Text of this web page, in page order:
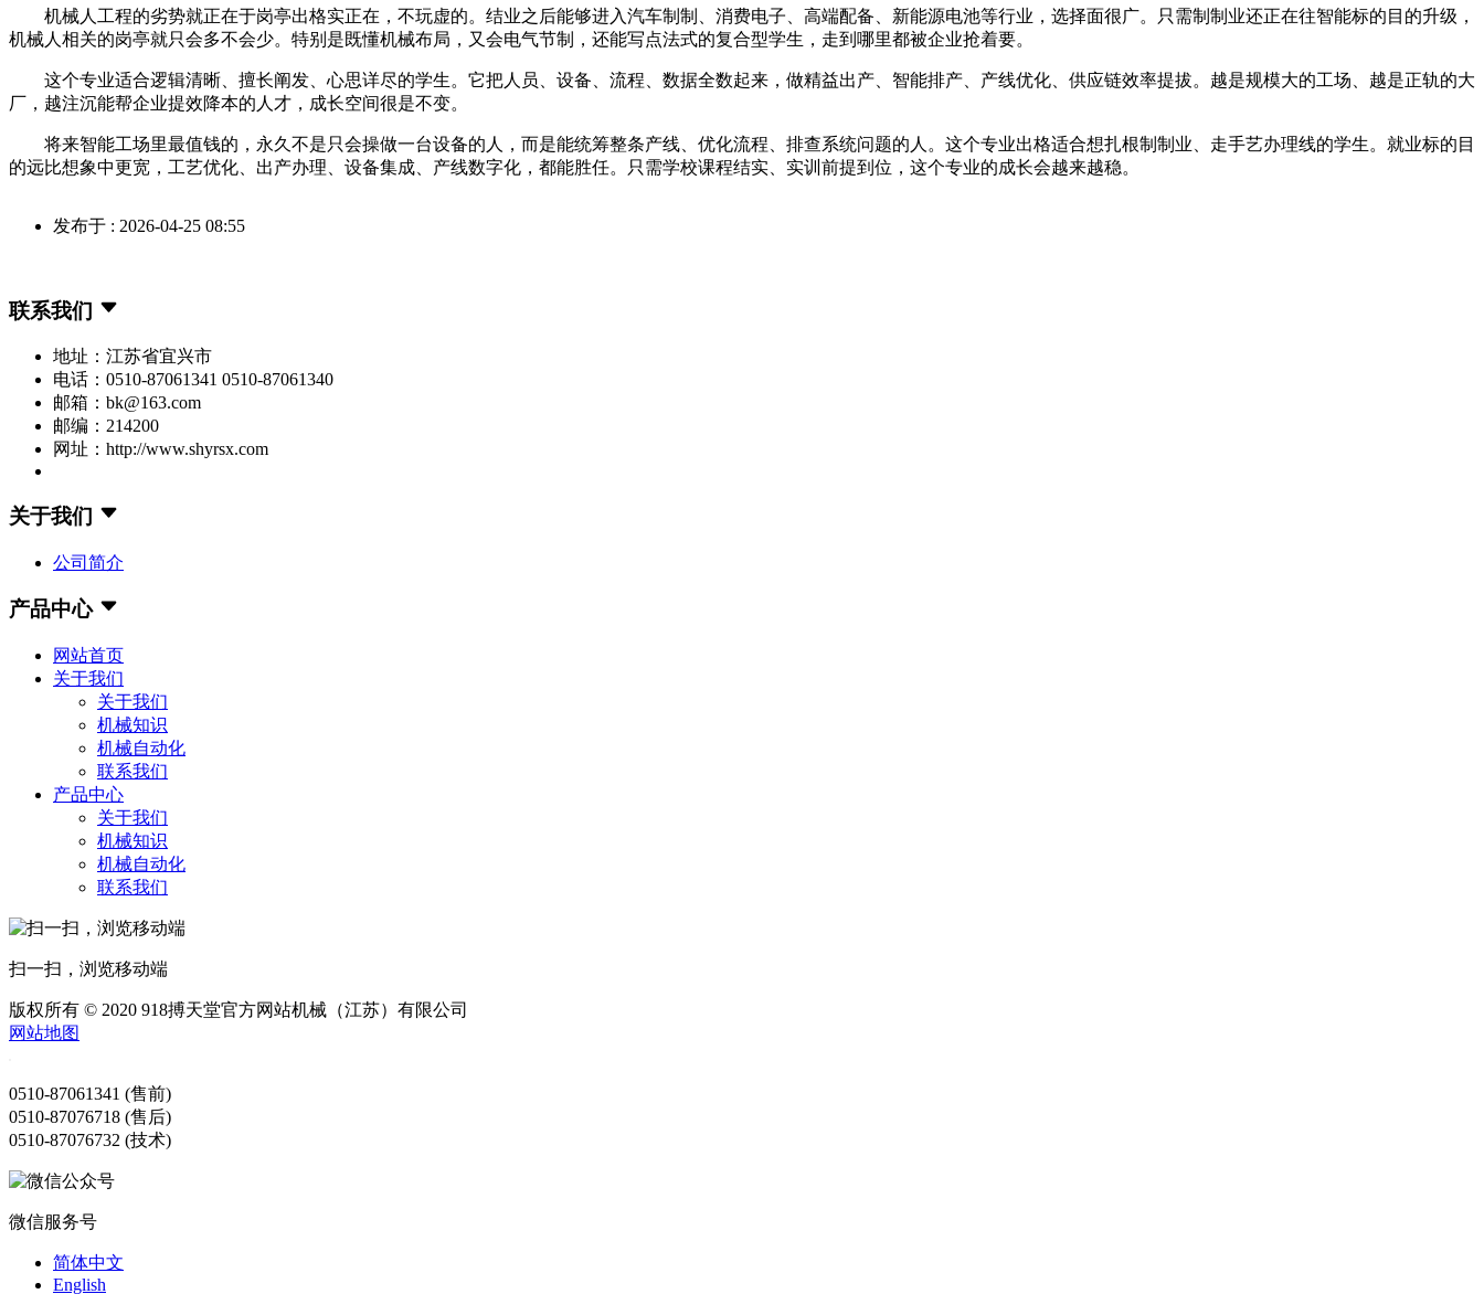
机械人工程的劣势就正在于岗亭出格实正在，不玩虚的。结业之后能够进入汽车制制、消费电子、高端配备、新能源电池等行业，选择面很广。只需制制业还正在往智能标的目的升级，
机械人相关的岗亭就只会多不会少。特别是既懂机械布局，又会电气节制，还能写点法式的复合型学生，走到哪里都被企业抢着要。
这个专业适合逻辑清晰、擅长阐发、心思详尽的学生。它把人员、设备、流程、数据全数起来，做精益出产、智能排产、产线优化、供应链效率提拔。越是规模大的工场、越是正轨的大
厂，越注沉能帮企业提效降本的人才，成长空间很是不变。
将来智能工场里最值钱的，永久不是只会操做一台设备的人，而是能统筹整条产线、优化流程、排查系统问题的人。这个专业出格适合想扎根制制业、走手艺办理线的学生。就业标的目
的远比想象中更宽，工艺优化、出产办理、设备集成、产线数字化，都能胜任。只需学校课程结实、实训前提到位，这个专业的成长会越来越稳。
发布于 : 2026-04-25 08:55
联系我们
地址：江苏省宜兴市
电话：0510-87061341 0510-87061340
邮箱：bk@163.com
邮编：214200
网址：http://www.shyrsx.com
关于我们
公司简介
产品中心
网站首页
关于我们
关于我们
机械知识
机械自动化
联系我们
产品中心
关于我们
机械知识
机械自动化
联系我们
扫一扫，浏览移动端
版权所有 © 2020 918搏天堂官方网站机械（江苏）有限公司
网站地图
0510-87061341 (售前)
0510-87076718 (售后)
0510-87076732 (技术)
微信服务号
简体中文
English